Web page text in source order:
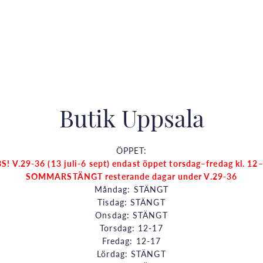
Butik Uppsala
ÖPPET:
V.29-36 (13 juli-6 sept) endast öppet torsdag–fredag kl.
SOMMARSTÄNGT resterande dagar under V.29-36
Måndag: STÄNGT
Tisdag: STÄNGT
Onsdag: STÄNGT
Torsdag: 12-17
Fredag: 12-17
Lördag: STÄNGT